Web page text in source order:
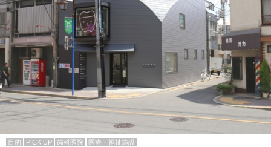
目的 PICK UP 歯科医院 医療・福祉施設